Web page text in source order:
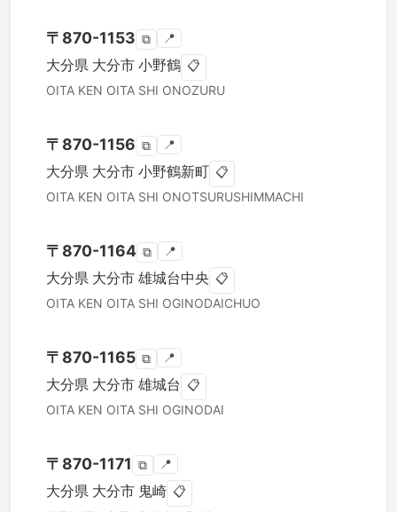
〒 870-1153 ⧉ 📍
大分県 大分市 小野鶴 📋
OITA KEN OITA SHI ONOZURU
〒 870-1156 ⧉ 📍
大分県 大分市 小野鶴新町 📋
OITA KEN OITA SHI ONOTSURUSHIMMACHI
〒 870-1164 ⧉ 📍
大分県 大分市 雄城台中央 📋
OITA KEN OITA SHI OGINODAICHUO
〒 870-1165 ⧉ 📍
大分県 大分市 雄城台 📋
OITA KEN OITA SHI OGINODAI
〒 870-1171 ⧉ 📍
大分県 大分市 鬼崎 📋